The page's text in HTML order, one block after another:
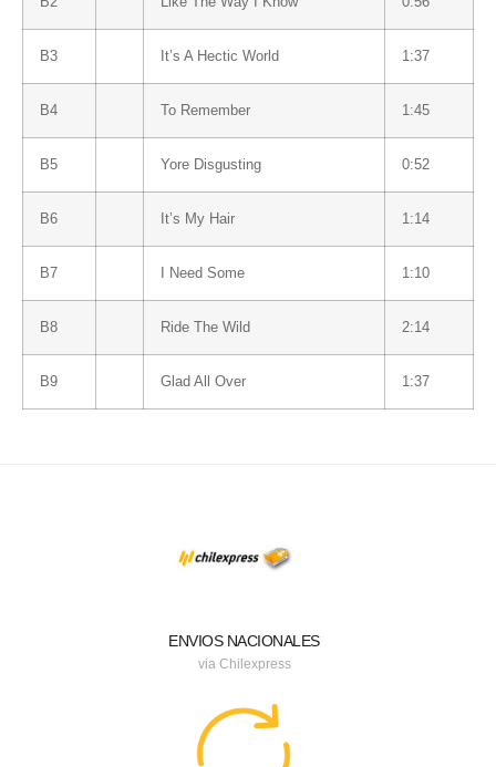
B3 It’s A Hectic World 1:37
B4 To Remember 1:45
B5 Yore Disgusting 0:52
B6 It’s My Hair 1:14
B7 I Need Some 1:10
B8 Ride The Wild 2:14
B9 Glad All Over 1:37
ENVIOS NACIONALES
via Chilexpress